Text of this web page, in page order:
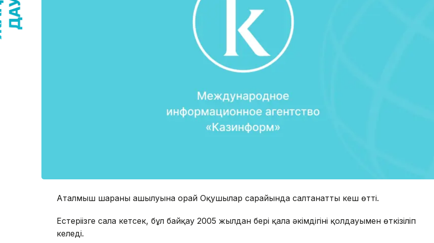
Аталмыш шараның ашылуына орай Оқушылар сарайында салтанатты кеш өтті.
Естеріңізге сала кетсек, бұл байқау 2005 жылдан бері қала әкімдігінің қолдауымен өткізіліп
келеді.